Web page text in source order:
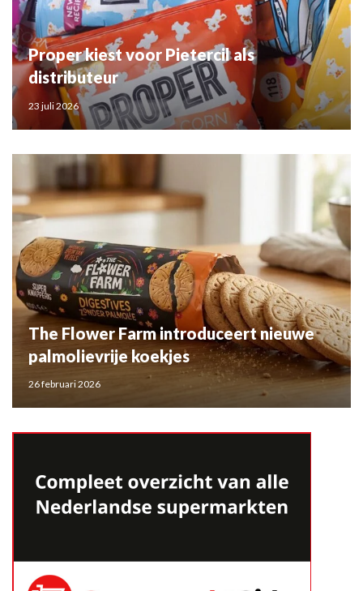
Proper kiest voor Pietercil als
distributeur
23 juli 2026
The Flower Farm introduceert nieuwe
palmolievrije koekjes
26 februari 2026